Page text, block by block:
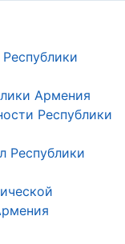
Армения
Республики
Республики